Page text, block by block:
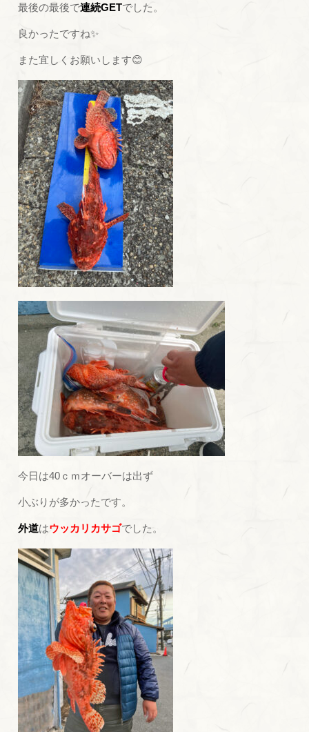
最後の最後で連続GETでした。
良かったですね✨
また宜しくお願いします😊
今日は40ｃｍオーバーは出ず
小ぶりが多かったです。
外道はウッカリカサゴでした。